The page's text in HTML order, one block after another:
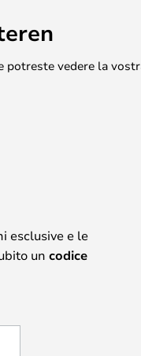
potreste vedere la
esclusive e le
un codice